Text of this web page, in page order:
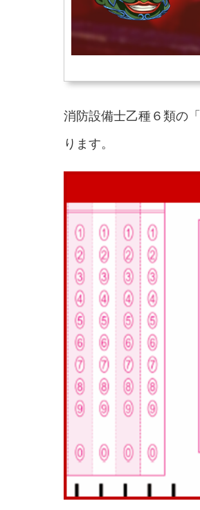
消防設備士乙種６類の「
ります。